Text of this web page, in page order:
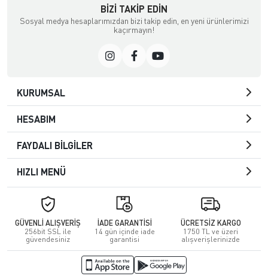
BIZI TAKIP EDIN
Sosyal medya hesaplarımızdan bizi takip edin, en yeni ürünlerimizi
kaçırmayın!
KURUMSAL
HESABIM
FAYDALI BİLGİLER
HIZLI MENÜ
GÜVENLİ ALIŞVERİŞ
256bit SSL ile
güvendesiniz
İADE GARANTİSİ
14 gün içinde iade
garantisi
ÜCRETSİZ KARGO
1750 TL ve üzeri
alışverişlerinizde